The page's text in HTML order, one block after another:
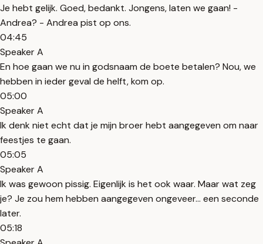
Je hebt gelijk. Goed, bedankt. Jongens, laten we gaan! -
Andrea? - Andrea pist op ons.
04:45
Speaker A
En hoe gaan we nu in godsnaam de boete betalen? Nou, we
hebben in ieder geval de helft, kom op.
05:00
Speaker A
Ik denk niet echt dat je mijn broer hebt aangegeven om naar
feestjes te gaan.
05:05
Speaker A
Ik was gewoon pissig. Eigenlijk is het ook waar. Maar wat zeg
je? Je zou hem hebben aangegeven ongeveer... een seconde
later.
05:18